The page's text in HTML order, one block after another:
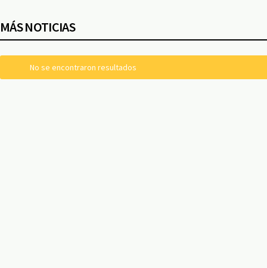
MÁS NOTICIAS
No se encontraron resultados